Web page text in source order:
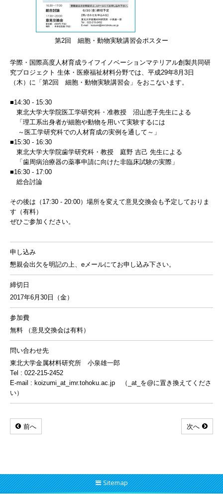
第2回 細胞・動物実験講習会ポスター
学際・国際高度人材育成ライフイノベーションマテリアル創製共同研
究プロジェクト 生体・医療福祉材料分野では、平成29年8月3日
（木）に「第2回 細胞・動物実験講習会」をおこないます。
■14:30 - 15:30
東北大学大学院医工学研究科・准教授 沼山恵子先生による
「理工系出身者が細胞や動物を用いて実験するには
～医工学研究科での人材育成の実例を通して～」
■15:30 - 16:30
東北大学大学院歯学研究科・教授 庭野 吉己 先生による
「歯周病治療器の薬事申請に向けた非臨床試験の実際」
■16:30 - 17:00
総合討論
その後は（17:30 - 20:00）場所を変えて意見交換会も予定しておりま
す（有料）
ぜひご参加ください。
申し込み
懇親会出欠を明記の上、eメールにてお申し込み下さい。
締切日
2017年6月30日（金）
参加費
無料 （意見交換会は有料）
問い合わせ先
東北大学金属材料研究所 小泉雄一郎
Tel : 022-215-2452
E-mail : koizumi_at_imr.tohoku.ac.jp （_at_を@に置き換えてくださ
い）
前へ 次へ
Sitemap